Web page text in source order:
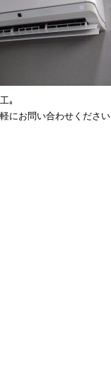
｡
にお問い合わせください